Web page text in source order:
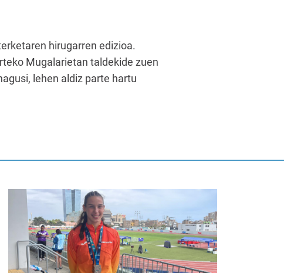
hirugarren edizioa.
Mugalarietan taldekide zuen
lehen aldiz parte hartu